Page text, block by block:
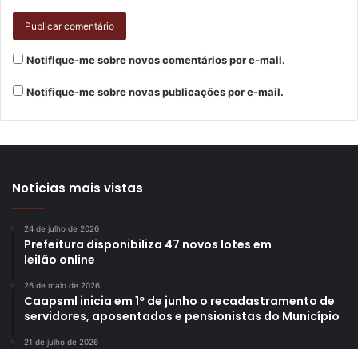
artistas responsáveis por essa trajetória permanecem fora
dos circuitos culturais institucionais. O circuito é
patrocinado pelo Programa Municipal de Incentivo à
Cultura de Londrina. O incentivo viabiliza a estrutura
Texto: João Souza, estagiário do Núcleo de
Gostei
Notifique-me sobre novos comentários por e-mail.
Notifique-me sobre novas publicações por e-mail.
Notícias mais vistas
24 de julho de 2026
Prefeitura disponibiliza 47 novos lotes em
leilão online
26 de maio de 2026
Caapsml inicia em 1º de junho o recadastramento de
servidores, aposentados e pensionistas do Município
21 de julho de 2026